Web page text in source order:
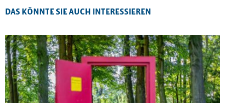
DAS KÖNNTE SIE AUCH INTERESSIEREN